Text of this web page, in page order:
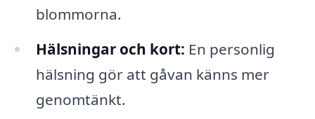
blommorna.
Hälsningar och kort: En personlig
hälsning gör att gåvan känns mer
genomtänkt.